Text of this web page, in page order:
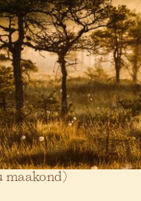
maakond)